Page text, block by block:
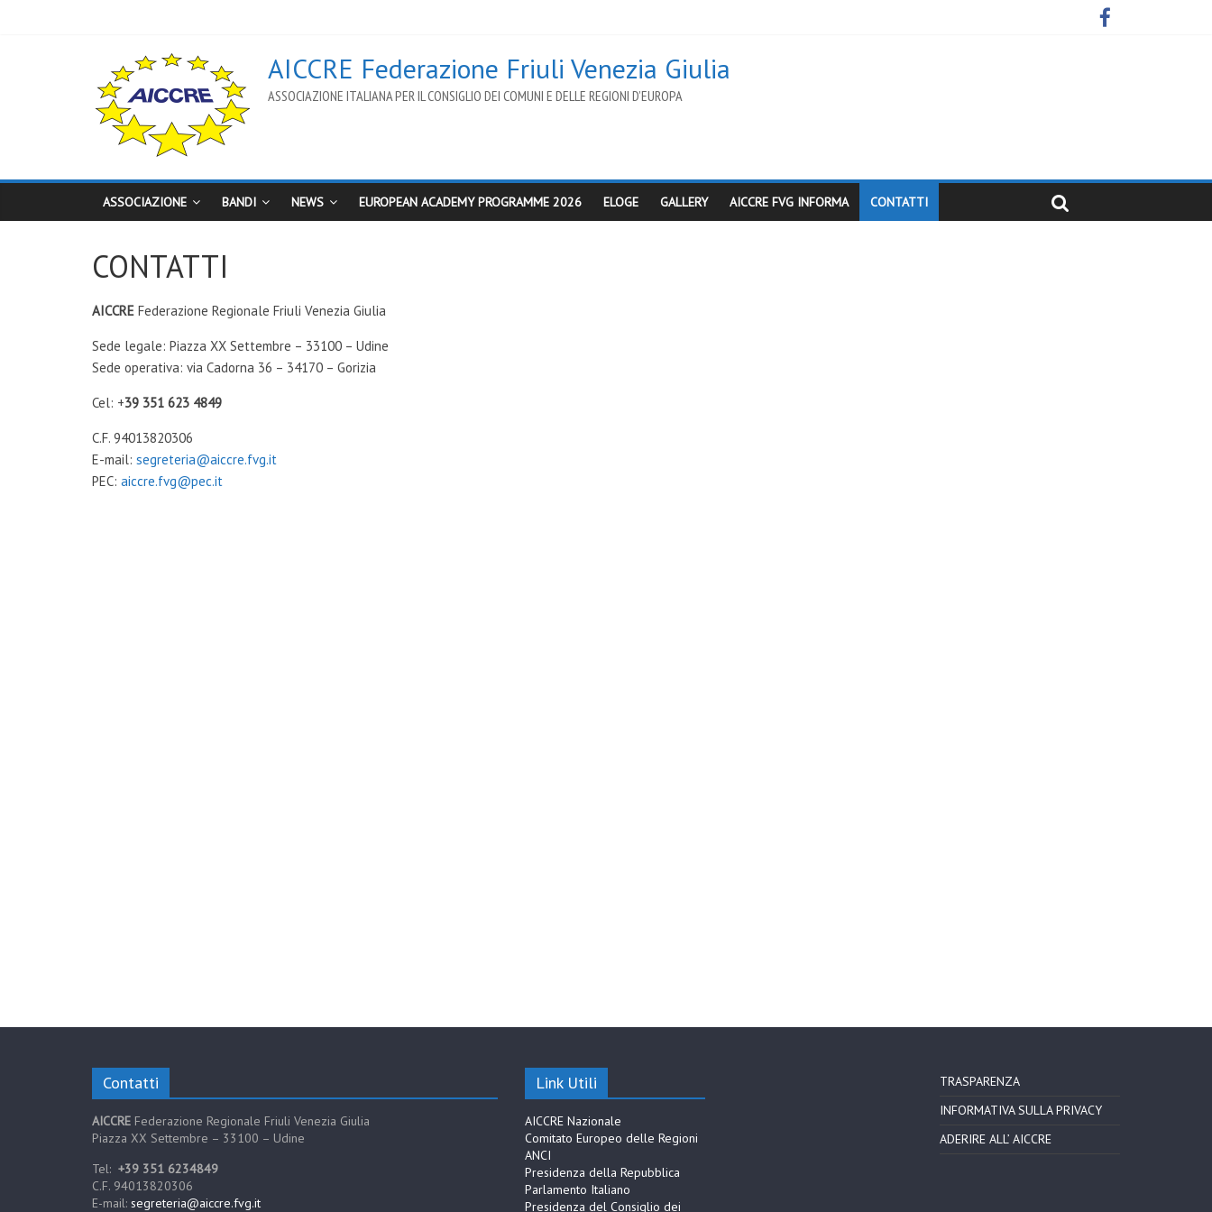
AICCRE Federazione Friuli Venezia Giulia
ASSOCIAZIONE ITALIANA PER IL CONSIGLIO DEI COMUNI E DELLE REGIONI D’EUROPA
ASSOCIAZIONE BANDI NEWS EUROPEAN ACADEMY PROGRAMME 2026 ELOGE GALLERY AICCRE FVG INFORMA CONTATTI
CONTATTI
AICCRE Federazione Regionale Friuli Venezia Giulia
Sede legale: Piazza XX Settembre – 33100 – Udine
Sede operativa: via Cadorna 36 – 34170 – Gorizia
Cel: +39 351 623 4849
C.F. 94013820306
E-mail: segreteria@aiccre.fvg.it
PEC: aiccre.fvg@pec.it
Contatti
AICCRE Federazione Regionale Friuli Venezia Giulia
Piazza XX Settembre – 33100 – Udine
Tel: +39 351 6234849
C.F. 94013820306
E-mail: segreteria@aiccre.fvg.it
Link Utili
AICCRE Nazionale
Comitato Europeo delle Regioni
ANCI
Presidenza della Repubblica
Parlamento Italiano
Presidenza del Consiglio dei
TRASPARENZA
INFORMATIVA SULLA PRIVACY
ADERIRE ALL’ AICCRE